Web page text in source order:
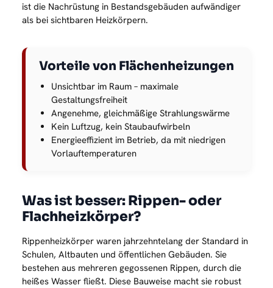
ist die Nachrüstung in Bestandsgebäuden aufwändiger
als bei sichtbaren Heizkörpern.
Vorteile von Flächenheizungen
Unsichtbar im Raum – maximale
Gestaltungsfreiheit
Angenehme, gleichmäßige Strahlungswärme
Kein Luftzug, kein Staubaufwirbeln
Energieeffizient im Betrieb, da mit niedrigen
Vorlauftemperaturen
Was ist besser: Rippen- oder
Flachheizkörper?
Rippenheizkörper waren jahrzehntelang der Standard in
Schulen, Altbauten und öffentlichen Gebäuden. Sie
bestehen aus mehreren gegossenen Rippen, durch die
heißes Wasser fließt. Diese Bauweise macht sie robust